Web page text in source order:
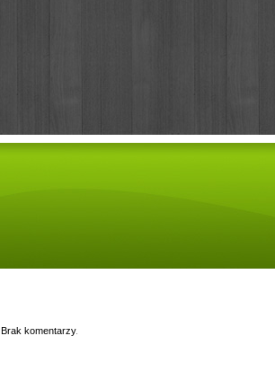
Brak komentarzy.